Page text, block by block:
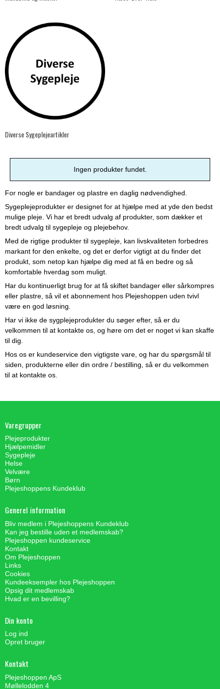
Diverse Sygeplejeartikler
Ingen produkter fundet.
For nogle er bandager og plastre en daglig nødvendighed.
Sygeplejeprodukter er designet for at hjælpe med at yde den bedst
mulige pleje. Vi har et bredt udvalg af produkter, som dækker et
bredt udvalg til sygepleje og plejebehov.
Med de rigtige produkter til sygepleje, kan livskvaliteten forbedres
markant for den enkelte, og det er derfor vigtigt at du finder det
produkt, som netop kan hjælpe dig med at få en bedre og så
komfortable hverdag som muligt.
Har du kontinuerligt brug for at få skiftet bandager eller sårkompres
eller plastre, så vil et abonnement hos Plejeshoppen uden tvivl
være en god løsning.
Har vi ikke de sygplejeprodukter du søger efter, så er du
velkommen til at kontakte os, og høre om det er noget vi kan skaffe
til dig.
Hos os er kundeservice den vigtigste vare, og har du spørgsmål til
siden, produkterne eller din ordre / bestilling, så er du velkommen
til at kontakte os.
Varegrupper
Plejeprodukter
Hjælpemidler
Sygepleje
Helse
Velvære
Børn
Plejeshoppens Kundeklub
Generel information
Bliv medlem i Plejeshoppens Kundeklub
Kan jeg bestille uden et medlemskab?
Plejeshoppen kundeservice
Kontakt
Om Plejeshoppen
Links
Cookies
Kundeeksempler hos Plejeshoppen
Opsig dit medlemskab
Hvad er en bevilling?
Din konto
Log ind
Opret bruger
Kontakt
Plejeshoppen ApS
Møllelodden 4